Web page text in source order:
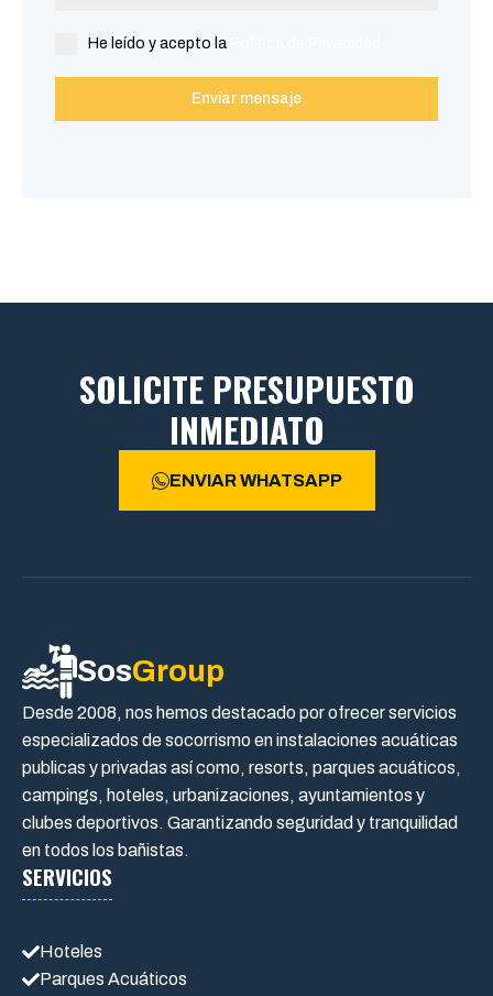
He leído y acepto la
Enviar mensaje
SOLICITE PRESUPUESTO
INMEDIATO
ENVIAR WHATSAPP
SosGroup
Desde 2008, nos hemos destacado por ofrecer servicios
especializados de socorrismo en instalaciones acuáticas
publicas y privadas así como, resorts, parques acuáticos,
campings, hoteles, urbanizaciones, ayuntamientos y
clubes deportivos. Garantizando seguridad y tranquilidad
en todos los bañistas.
SERVICIOS
Hoteles
Parques Acuáticos